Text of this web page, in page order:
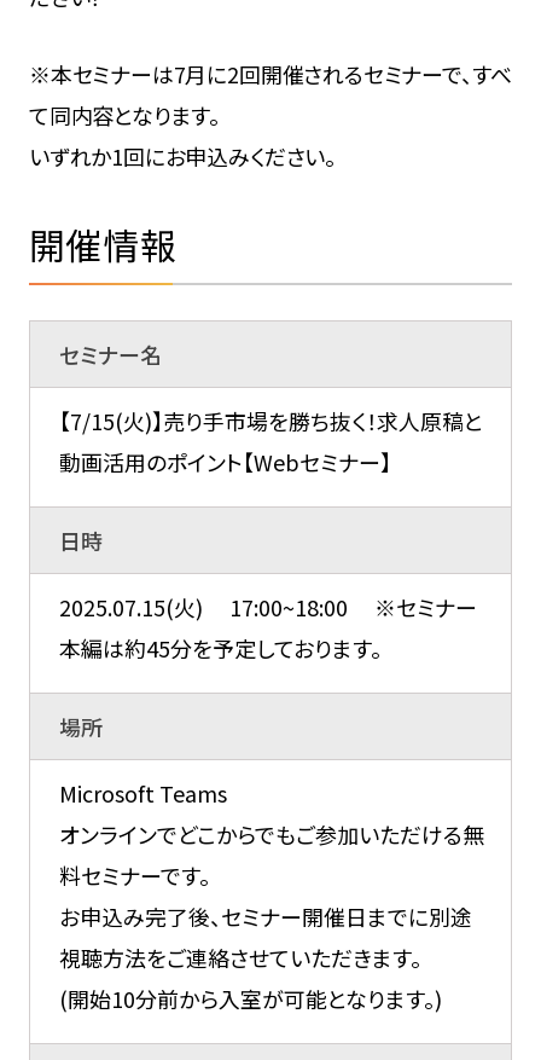
※本セミナーは7月に2回開催されるセミナーで、すべ
て同内容となります。
いずれか1回にお申込みください。
開催情報
セミナー名
【7/15(火)】売り手市場を勝ち抜く！求人原稿と
動画活用のポイント【Webセミナー】
日時
2025.07.15(火) 17:00~18:00 ※セミナー
本編は約45分を予定しております。
場所
Microsoft Teams
オンラインでどこからでもご参加いただける無
料セミナーです。
お申込み完了後、セミナー開催日までに別途
視聴方法をご連絡させていただきます。
(開始10分前から入室が可能となります。)